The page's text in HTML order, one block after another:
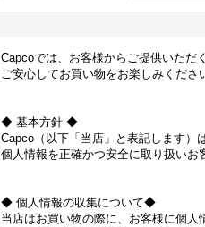
Capcoでは、お客様からご提供いただ
ご安心してお買い物をお楽しみくださ
◆ 基本方針 ◆
Capco（以下「当店」と表記します）
個人情報を正確かつ安全に取り扱い
◆ 個人情報の収集について◆
当店はお買い物の際に、お客様に個